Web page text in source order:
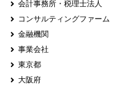
会計事務所・税理士法人
コンサルティングファーム
金融機関
事業会社
東京都
大阪府